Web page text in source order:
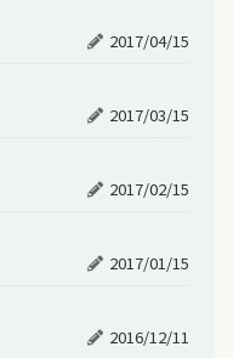
2017/04/15
2017/03/15
2017/02/15
2017/01/15
2016/12/11